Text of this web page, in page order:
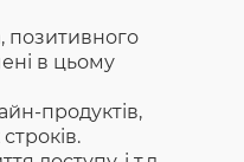
позитивного
в цьому
продуктів,